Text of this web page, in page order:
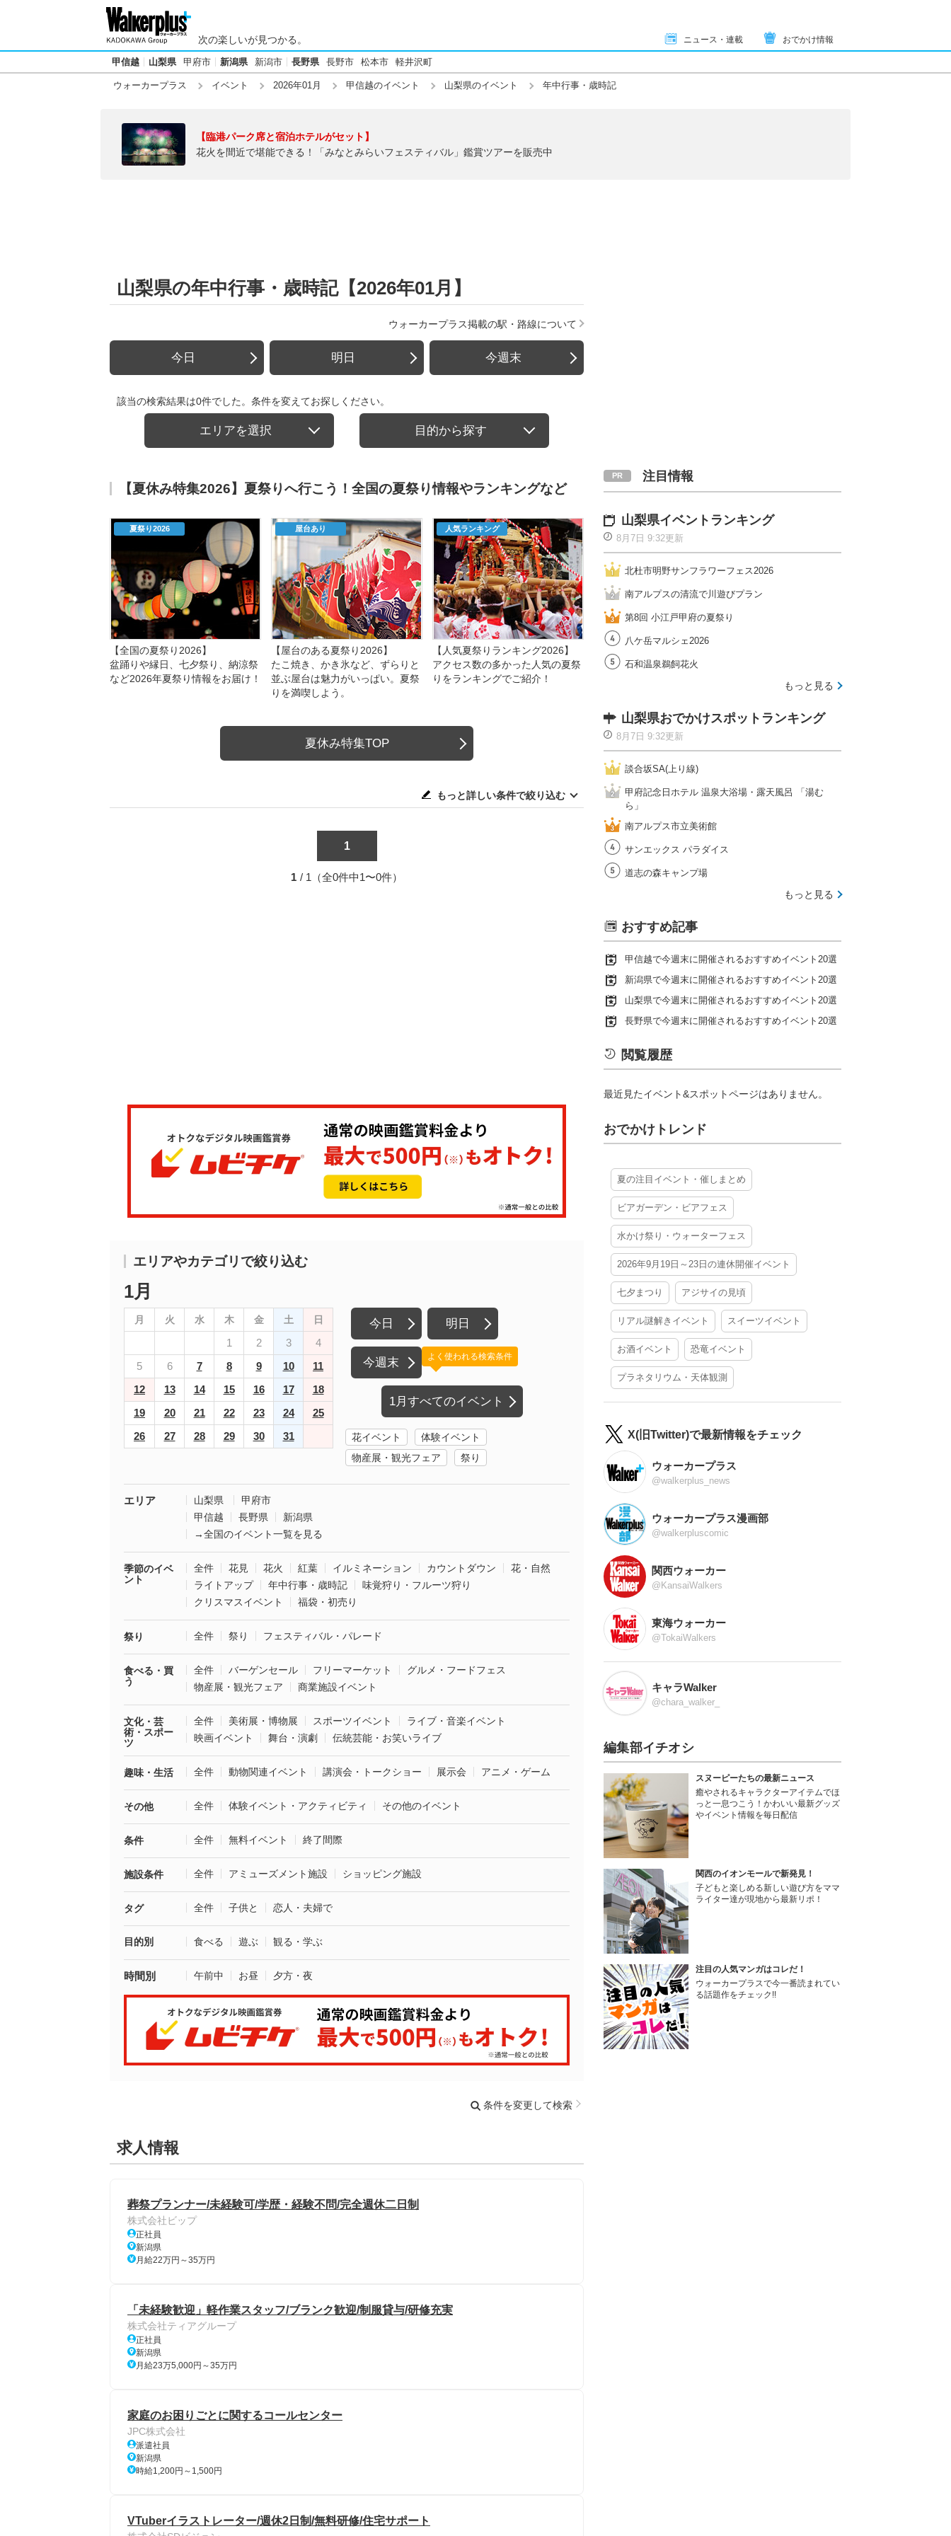
次の楽しいが見つかる。 ニュース・連載 おでかけ情報
甲信越 山梨県 甲府市 新潟県 新潟市 長野県 長野市 松本市 軽井沢町
ウォーカープラス イベント 2026年01月 甲信越のイベント 山梨県のイベント 年中行事・歳時記
【臨港パーク席と宿泊ホテルがセット】
花火を間近で堪能できる！「みなとみらいフェスティバル」鑑賞ツアーを販売中
山梨県の年中行事・歳時記【2026年01月】
ウォーカープラス掲載の駅・路線について
今日 明日 今週末
該当の検索結果は0件でした。条件を変えてお探しください。
エリアを選択 目的から探す
【夏休み特集2026】夏祭りへ行こう！全国の夏祭り情報やランキングなど
夏祭り2026
【全国の夏祭り2026】
盆踊りや縁日、七夕祭り、納涼祭
など2026年夏祭り情報をお届け！
屋台あり
【屋台のある夏祭り2026】
たこ焼き、かき氷など、ずらりと
並ぶ屋台は魅力がいっぱい。夏祭
りを満喫しよう。
人気ランキング
【人気夏祭りランキング2026】
アクセス数の多かった人気の夏祭
りをランキングでご紹介！
夏休み特集TOP
もっと詳しい条件で絞り込む
1
1 / 1（全0件中1〜0件）
エリアやカテゴリで絞り込む
1月
月 火 水 木 金 土 日
1 2 3
4
5
6 7 8 9 10
11
12
13 14 15 16 17
18
19
20 21 22 23 24
25
26
27 28 29 30 31
今日 明日
今週末
1月すべてのイベント
よく使われる検索条件
花イベント
体験イベント
物産展・観光フェア
祭り
エリア 山梨県
甲府市
甲信越
長野県
新潟県
→全国のイベント一覧を見る
季節のイベ
ント
全件 花見 花火 紅葉 イルミネーション カウントダウン
花・自然
ライトアップ
年中行事・歳時記
味覚狩り・フルーツ狩り
クリスマスイベント
福袋・初売り
祭り 全件 祭り フェスティバル・パレード
食べる・買
う
全件 バーゲンセール フリーマーケット
グルメ・フードフェス
物産展・観光フェア
商業施設イベント
文化・芸
術・スポー
ツ
全件 美術展・博物展 スポーツイベント
ライブ・音楽イベント
映画イベント
舞台・演劇 伝統芸能・お笑いライブ
趣味・生活 全件 動物関連イベント 講演会・トークショー 展示会 アニメ・ゲーム
その他 全件 体験イベント・アクティビティ その他のイベント
条件 全件 無料イベント 終了間際
施設条件 全件 アミューズメント施設 ショッピング施設
タグ 全件 子供と 恋人・夫婦で
目的別 食べる 遊ぶ 観る・学ぶ
時間別 午前中 お昼 夕方・夜
条件を変更して検索
求人情報
葬祭プランナー/未経験可/学歴・経験不問/完全週休二日制
株式会社ビップ
正社員
新潟県
月給22万円～35万円
「未経験歓迎」軽作業スタッフ/ブランク歓迎/制服貸与/研修充実
株式会社ティアグループ
正社員
新潟県
月給23万5,000円～35万円
家庭のお困りごとに関するコールセンター
JPC株式会社
派遣社員
新潟県
時給1,200円～1,500円
VTuberイラストレーター/週休2日制/無料研修/住宅サポート
注目情報
山梨県イベントランキング
8月7日 9:32更新
北杜市明野サンフラワーフェス2026
南アルプスの清流で川遊びプラン
第8回 小江戸甲府の夏祭り
八ケ岳マルシェ2026
石和温泉鵜飼花火
もっと見る
山梨県おでかけスポットランキング
8月7日 9:32更新
談合坂SA(上り線)
甲府記念日ホテル 温泉大浴場・露天風呂 「湯む
ら」
南アルプス市立美術館
サンエックス パラダイス
道志の森キャンプ場
もっと見る
おすすめ記事
甲信越で今週末に開催されるおすすめイベント20選
新潟県で今週末に開催されるおすすめイベント20選
山梨県で今週末に開催されるおすすめイベント20選
長野県で今週末に開催されるおすすめイベント20選
閲覧履歴
最近見たイベント&スポットページはありません。
おでかけトレンド
夏の注目イベント・催しまとめ
ビアガーデン・ビアフェス
水かけ祭り・ウォーターフェス
2026年9月19日～23日の連休開催イベント
七夕まつり アジサイの見頃
リアル謎解きイベント スイーツイベント
お酒イベント 恐竜イベント
プラネタリウム・天体観測
X(旧Twitter)で最新情報をチェック
ウォーカープラス
@walkerplus_news
ウォーカープラス漫画部
@walkerpluscomic
関西ウォーカー
@KansaiWalkers
東海ウォーカー
@TokaiWalkers
キャラWalker
@chara_walker_
編集部イチオシ
スヌーピーたちの最新ニュース
癒やされるキャラクターアイテムでほ
っと一息つこう！かわいい最新グッズ
やイベント情報を毎日配信
関西のイオンモールで新発見！
子どもと楽しめる新しい遊び方をママ
ライター達が現地から最新リポ！
注目の人気マンガはコレだ！
ウォーカープラスで今一番読まれてい
る話題作をチェック!!